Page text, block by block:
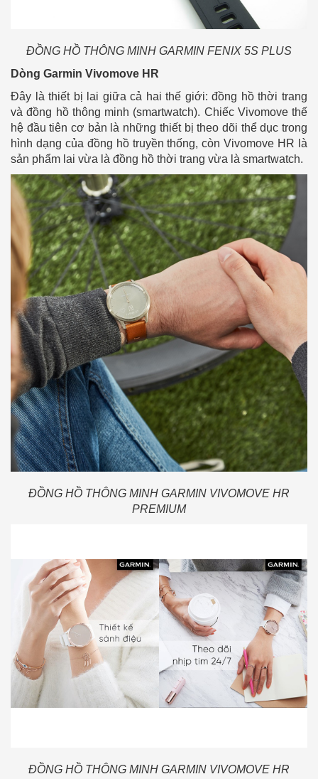
ĐỒNG HỒ THÔNG MINH GARMIN FENIX 5S PLUS
Dòng Garmin Vivomove HR
Đây là thiết bị lai giữa cả hai thế giới: đồng hồ thời trang
và đồng hồ thông minh (smartwatch). Chiếc Vivomove thế
hệ đầu tiên cơ bản là những thiết bị theo dõi thể dục trong
hình dạng của đồng hồ truyền thống, còn Vivomove HR là
sản phẩm lai vừa là đồng hồ thời trang vừa là smartwatch.
ĐỒNG HỒ THÔNG MINH GARMIN VIVOMOVE HR
PREMIUM
ĐỒNG HỒ THÔNG MINH GARMIN VIVOMOVE HR